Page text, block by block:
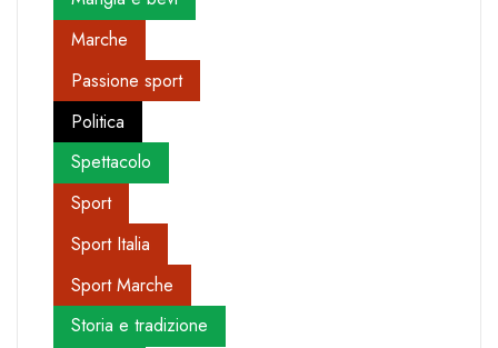
Marche
Passione sport
Politica
Spettacolo
Sport
Sport Italia
Sport Marche
Storia e tradizione